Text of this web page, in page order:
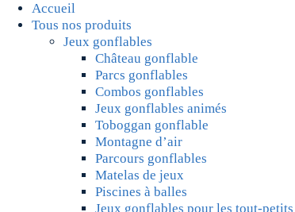
Accueil
Tous nos produits
Jeux gonflables
Château gonflable
Parcs gonflables
Combos gonflables
Jeux gonflables animés
Toboggan gonflable
Montagne d’air
Parcours gonflables
Matelas de jeux
Piscines à balles
Jeux gonflables pour les tout-petits